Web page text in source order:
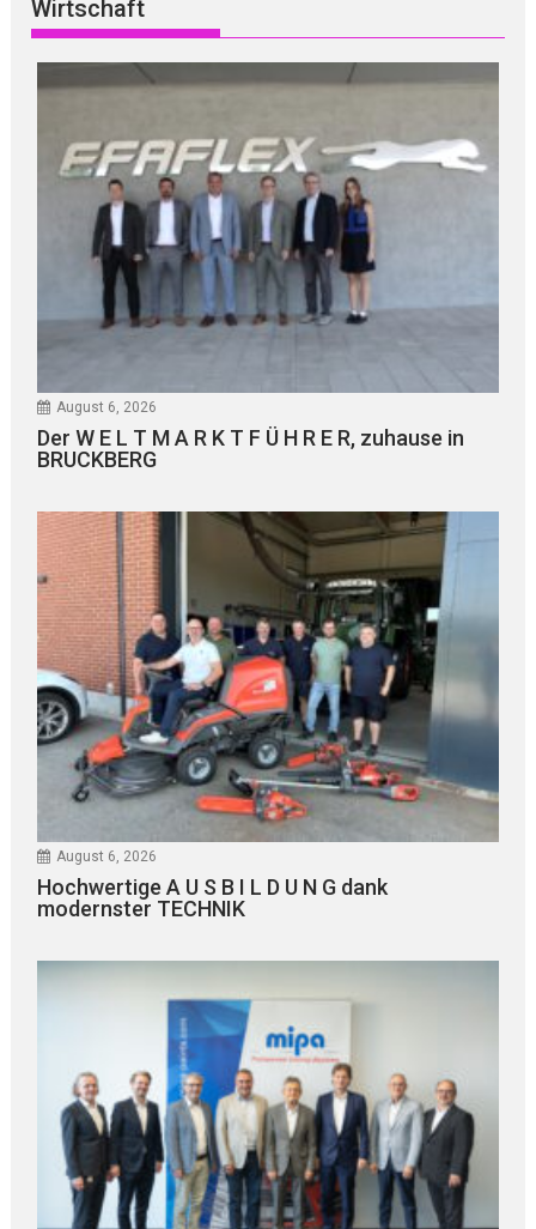
Wirtschaft
August 6, 2026
Der W E L T M A R K T F Ü H R E R, zuhause in
BRUCKBERG
August 6, 2026
Hochwertige A U S B I L D U N G dank
modernster TECHNIK